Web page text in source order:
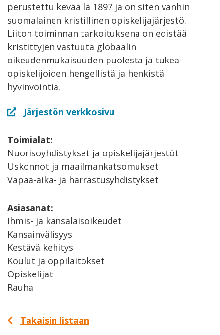
perustettu keväällä 1897 ja on siten vanhin
suomalainen kristillinen opiskelijajärjestö.
Liiton toiminnan tarkoituksena on edistää
kristittyjen vastuuta globaalin
oikeudenmukaisuuden puolesta ja tukea
opiskelijoiden hengellistä ja henkistä
hyvinvointia.
Järjestön verkkosivu
Toimialat:
Nuorisoyhdistykset ja opiskelijajärjestöt
Uskonnot ja maailmankatsomukset
Vapaa-aika- ja harrastusyhdistykset
Asiasanat:
Ihmis- ja kansalaisoikeudet
Kansainvälisyys
Kestävä kehitys
Koulut ja oppilaitokset
Opiskelijat
Rauha
Takaisin listaan